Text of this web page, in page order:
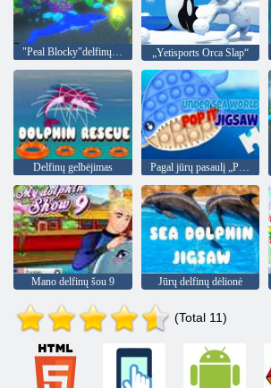
"Peal Blocky"delfinų pasaka „Yetisports Orca Slap“
Delfinų gelbėjimas Pagal jūrų pasaulį „Pop It“ dėlionė
Mano delfinų šou 9 Jūrų delfinų dėlionė
(Total 11)